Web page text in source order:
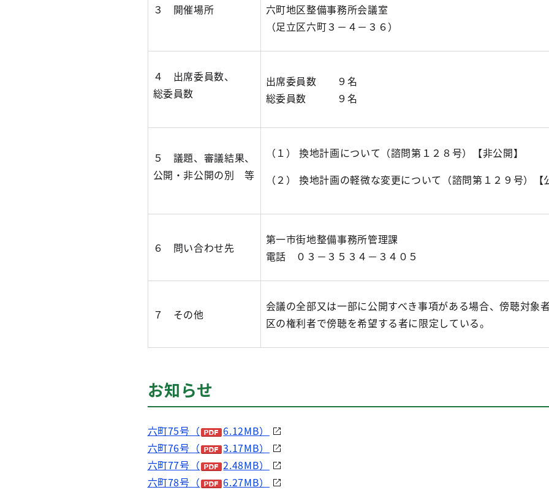
３ 開催場所
六町地区整備事務所会議室
（足立区六町３－４－３６）
４ 出席委員数、
総委員数
出席委員数 ９名
総委員数 ９名
５ 議題、審議結果、
公開・非公開の別 等
（１） 換地計画について（諮問第１２８号）【非公開】
（２） 換地計画の軽微な変更について（諮問第１２９号）【
６ 問い合わせ先
第一市街地整備事務所管理課
電話 ０３－３５３４－３４０５
７ その他
会議の全部又は一部に公開すべき事項がある場合、傍聴対象
区の権利者で傍聴を希望する者に限定している。
お知らせ
六町75号（
6.12MB）
六町76号（
3.17MB）
六町77号（
2.48MB）
六町78号（
6.27MB）